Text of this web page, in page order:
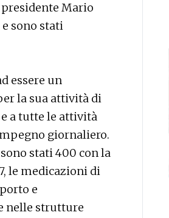
Mario
sono stati
essere un
la sua attività di
a tutte le attività
giornaliero.
stati 400 con la
le medicazioni di
e
nelle strutture